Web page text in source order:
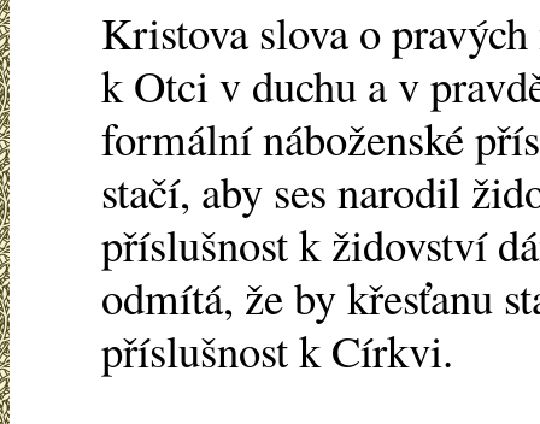
Kristova slova o
k Otci v duchu a v
formální náboženské
stačí, aby ses narodil
příslušnost k židovství
odmítá, že by křesťanu
příslušnost k Církvi.